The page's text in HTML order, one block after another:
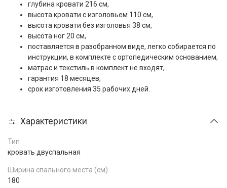
глубина кровати 216 см,
высота кровати с изголовьем 110 см,
высота кровати без изголовья 38 см,
высота ног 20 см,
поставляется в разобранном виде, легко собирается по
инструкции, в комплекте с ортопедическим основанием,
матрас и текстиль в комплект не входят,
гарантия 18 месяцев,
срок изготовления 35 рабочих дней.
Характеристики
Тип
кровать двуспальная
Ширина спального места (см)
180